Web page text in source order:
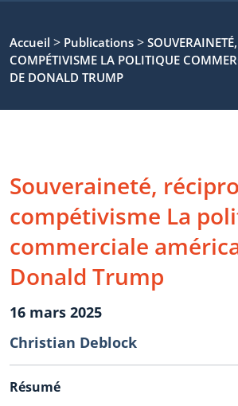
Accueil > Publications >
COMPÉTIVISME LA POLITIQUE
DE DONALD TRUMP
Souveraineté,
compétivisme La
commerciale
Donald Trump
16 mars 2025
Christian Deblock
Résumé